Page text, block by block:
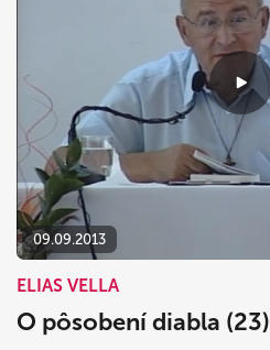
09.09.2013
ELIAS VELLA
O pôsobení diabla (23)